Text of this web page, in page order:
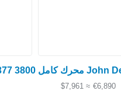
€6,890
≈ $7,961